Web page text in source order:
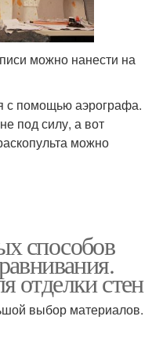
можно нанести на
с помощью аэрографа.
под силу, а вот
можно
способов
отделки стен
выбор материалов.